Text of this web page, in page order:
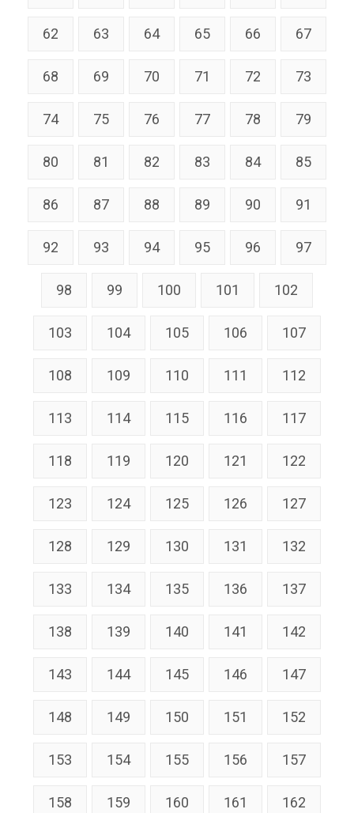
62 63 64 65 66 67
68 69 70 71 72 73
74 75 76 77 78 79
80 81 82 83 84 85
86 87 88 89 90 91
92 93 94 95 96 97
98 99 100 101 102
103 104 105 106 107
108 109 110 111 112
113 114 115 116 117
118 119 120 121 122
123 124 125 126 127
128 129 130 131 132
133 134 135 136 137
138 139 140 141 142
143 144 145 146 147
148 149 150 151 152
153 154 155 156 157
158 159 160 161 162